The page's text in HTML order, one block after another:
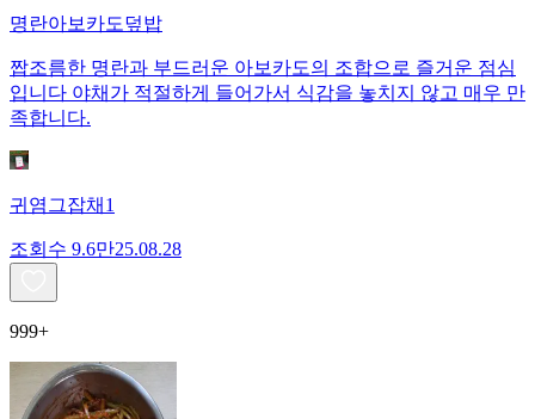
명란아보카도덮밥
짭조름한 명란과 부드러운 아보카도의 조합으로 즐거운 점심
입니다 야채가 적절하게 들어가서 식감을 놓치지 않고 매우 만
족합니다.
귀염그잡채1
조회수 9.6만25.08.28
999+